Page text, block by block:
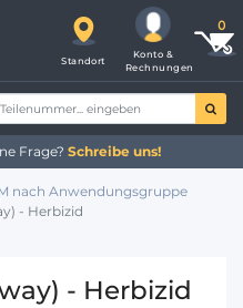
Standort
Konto &
Rechnungen
Frage? Schreibe uns!
nach Anwendungsgruppe
- Herbizid
- Herbizid